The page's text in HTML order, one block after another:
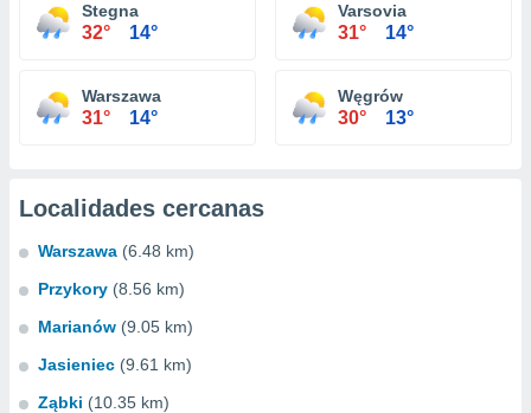
Stegna
32° 14°
Varsovia
31° 14°
Warszawa
31° 14°
Węgrów
30° 13°
Localidades cercanas
Warszawa (6.48 km)
Przykory (8.56 km)
Marianów (9.05 km)
Jasieniec (9.61 km)
Ząbki (10.35 km)